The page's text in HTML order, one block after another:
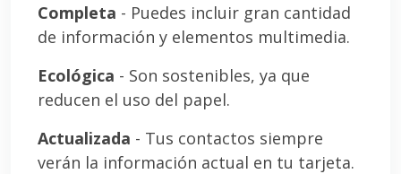
Completa - Puedes incluir gran cantidad
de información y elementos multimedia.
Ecológica - Son sostenibles, ya que
reducen el uso del papel.
Actualizada - Tus contactos siempre
verán la información actual en tu tarjeta.